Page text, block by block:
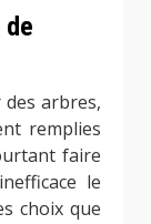
arbres,
remplies
faire
le
choix que